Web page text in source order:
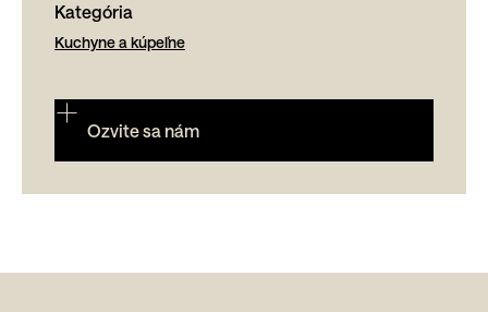
Kategória
Kuchyne a kúpeľne
Ozvite sa nám